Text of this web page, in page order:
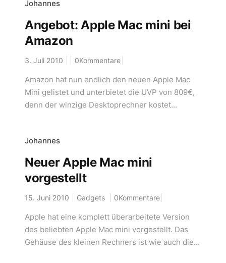
Johannes
Angebot: Apple Mac mini bei
Amazon
3. Juli 2010 0Kommentare
Amazon hat nun endlich den neuen Apple Mac
Mini gelistet und unterbietet die UVP von 809€,
denn der winzige Desktoprechner kostet...
Johannes
Neuer Apple Mac mini
vorgestellt
15. Juni 2010 Gadgets 0Kommentare
Apple hat eine komplett überarbeitete Version
des beliebten Apple Mac mini vorgestellt. Das
Gehäuse des kleinen Rechners ist wie auch die...